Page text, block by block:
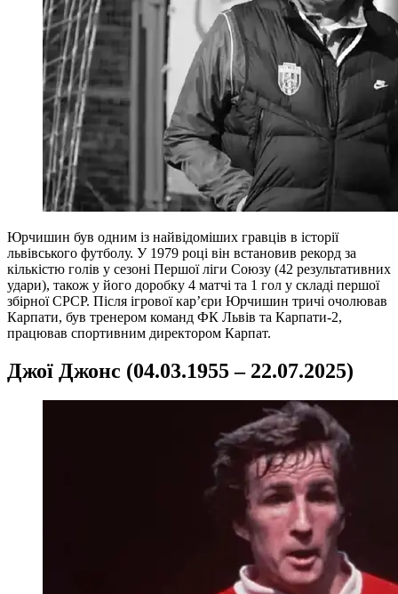
Юрчишин був одним із найвідоміших гравців в історії
львівського футболу. У 1979 році він встановив рекорд за
кількістю голів у сезоні Першої ліги Союзу (42 результативних
удари), також у його доробку 4 матчі та 1 гол у складі першої
збірної СРСР. Після ігрової кар’єри Юрчишин тричі очолював
Карпати, був тренером команд ФК Львів та Карпати-2,
працював спортивним директором Карпат.
Джої Джонс (04.03.1955 – 22.07.2025)